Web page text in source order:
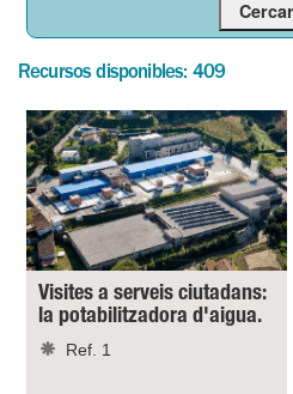
Recursos disponibles: 409
Visites a serveis ciutadans:
la potabilitzadora d'aigua.
Ref. 1